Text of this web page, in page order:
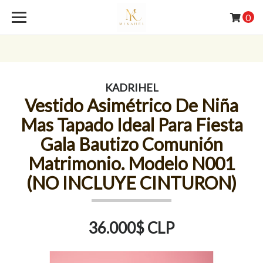
0
KADRIHEL
Vestido Asimétrico De Niña
Mas Tapado Ideal Para Fiesta
Gala Bautizo Comunión
Matrimonio. Modelo N001
(NO INCLUYE CINTURON)
36.000$ CLP